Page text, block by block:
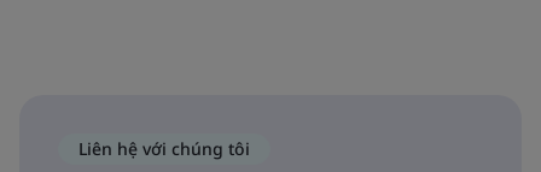
Liên hệ với chúng tôi